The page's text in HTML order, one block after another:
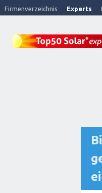
Firmenverzeichnis Experts